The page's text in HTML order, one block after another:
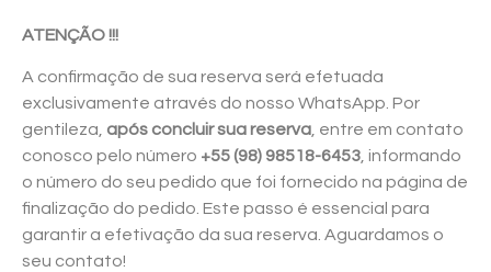
ATENÇÃO !!!
A confirmação de sua reserva será efetuada
exclusivamente através do nosso WhatsApp. Por
gentileza, após concluir sua reserva, entre em contato
conosco pelo número +55 (98) 98518-6453, informando
o número do seu pedido que foi fornecido na página de
finalização do pedido. Este passo é essencial para
garantir a efetivação da sua reserva. Aguardamos o
seu contato!